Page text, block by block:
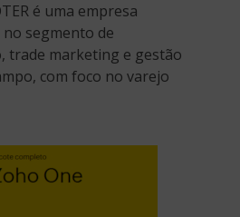
é uma empresa
segmento de
trade marketing e gestão
com foco no varejo